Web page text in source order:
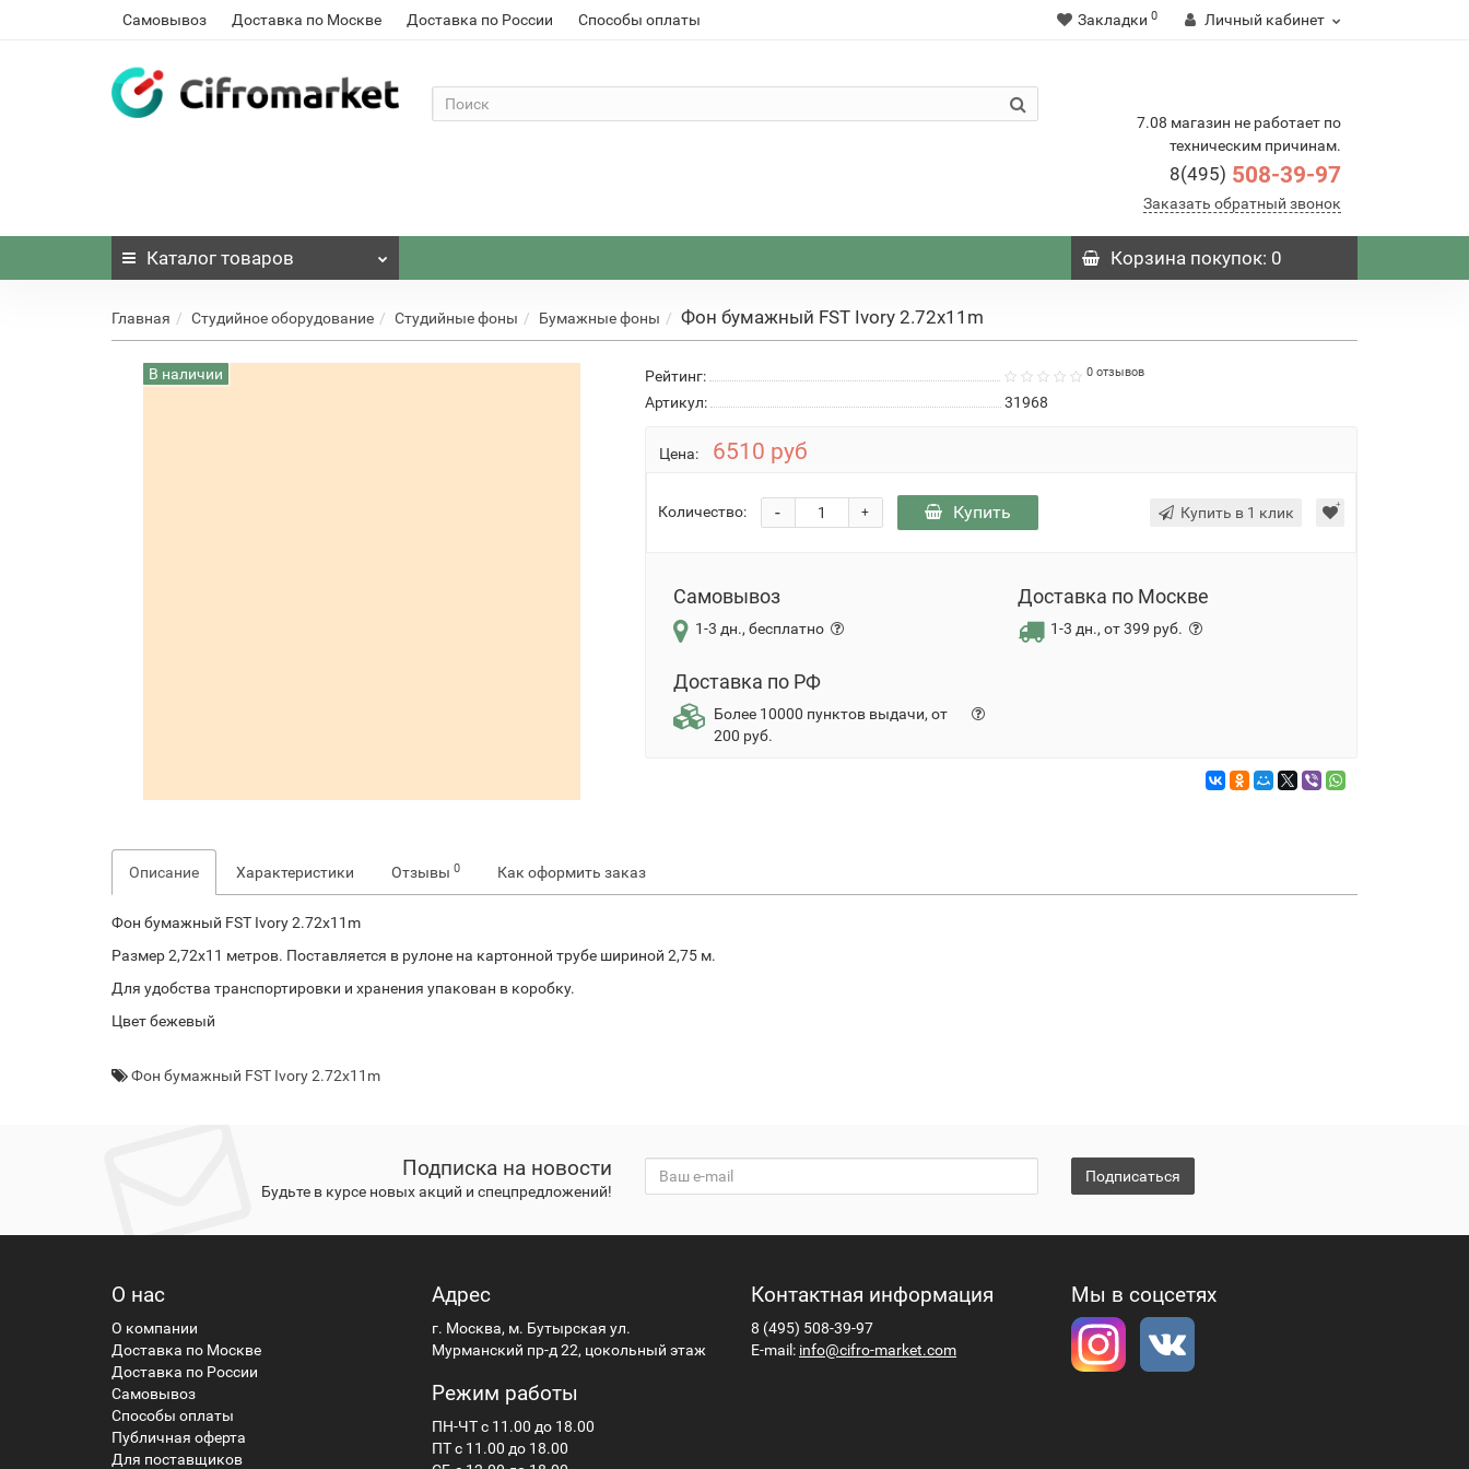
Самовывоз Доставка по Москве Доставка по России Способы оплаты Закладки 0 Личный кабинет
7.08 магазин не работает по
техническим причинам.
8(495) 508-39-97
Заказать обратный звонок
Каталог товаров Корзинапокупок: 0
Главная Студийное оборудование Студийные фоны Бумажные фоны Фон бумажный FST Ivory 2.72x11m
В наличии Рейтинг: 0 отзывов
Артикул: 31968
Цена: 6510 руб
Количество: +
- Купить Купить в 1 клик
Самовывоз
1-3 дн., бесплатно
Доставка по Москве
1-3 дн., от 399 руб.
Доставка по РФ
Более 10000 пунктов выдачи, от
200 руб.
Описание Характеристики Отзывы 0 Как оформить заказ
Фон бумажный FST Ivory 2.72x11m
Размер 2,72х11 метров. Поставляется в рулоне на картонной трубе шириной 2,75 м.
Для удобства транспортировки и хранения упакован в коробку.
Цвет бежевый
Фон бумажный FST Ivory 2.72x11m
Подписка на новости
Будьте в курсе новых акций и спецпредложений!
Подписаться
О нас
О компании
Доставка по Москве
Доставка по России
Самовывоз
Способы оплаты
Публичная оферта
Для поставщиков
Адрес
г. Москва, м. Бутырская ул.
Мурманский пр-д 22, цокольный этаж
Режим работы
ПН-ЧТ с 11.00 до 18.00
ПТ с 11.00 до 18.00
Контактная информация
8 (495) 508-39-97
E-mail: info@cifro-market.com
Мы в соцсетях